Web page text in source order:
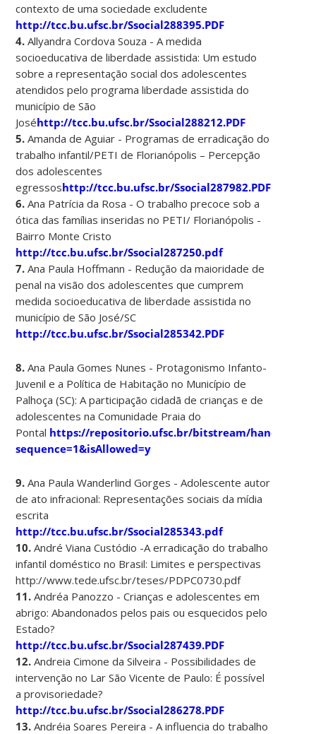
contexto de uma sociedade excludente
http://tcc.bu.ufsc.br/Ssocial288395.PDF
4. Allyandra Cordova Souza - A medida
socioeducativa de liberdade assistida: Um estudo
sobre a representação social dos adolescentes
atendidos pelo programa liberdade assistida do
município de São
Joséhttp://tcc.bu.ufsc.br/Ssocial288212.PDF
5.Amanda de Aguiar - Programas de erradicação do
trabalho infantil/PETI de Florianópolis – Percepção
dos adolescentes
egressoshttp://tcc.bu.ufsc.br/Ssocial287982.PDF
6. Ana Patrícia da Rosa - O trabalho precoce sob a
ótica das famílias inseridas no PETI/ Florianópolis -
Bairro Monte Cristo
http://tcc.bu.ufsc.br/Ssocial287250.pdf
7.Ana Paula Hoffmann - Redução da maioridade de
penal na visão dos adolescentes que cumprem
medida socioeducativa de liberdade assistida no
município de São José/SC
http://tcc.bu.ufsc.br/Ssocial285342.PDF
8. Ana Paula Gomes Nunes - Protagonismo Infanto-
Juvenil e a Política de Habitação no Município de
Palhoça (SC): A participação cidadã de crianças e de
adolescentes na Comunidade Praia do
Pontal https://repositorio.ufsc.br/bitstream/handle/
sequence=1&isAllowed=y
9. Ana Paula Wanderlind Gorges - Adolescente autor
de ato infracional: Representações sociais da mídia
escrita
http://tcc.bu.ufsc.br/Ssocial285343.pdf
10. André Viana Custódio -A erradicação do trabalho
infantil doméstico no Brasil: Limites e perspectivas
http://www.tede.ufsc.br/teses/PDPC0730.pdf
11. Andréa Panozzo - Crianças e adolescentes em
abrigo: Abandonados pelos pais ou esquecidos pelo
Estado?
http://tcc.bu.ufsc.br/Ssocial287439.PDF
12. Andreia Cimone da Silveira - Possibilidades de
intervenção no Lar São Vicente de Paulo: É possível
a provisoriedade?
http://tcc.bu.ufsc.br/Ssocial286278.PDF
13.Andréia Soares Pereira - A influencia do trabalho